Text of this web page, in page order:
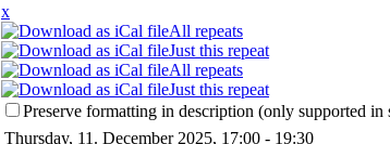
x
All repeats
Just this repeat
All repeats
Just this repeat
Preserve formatting in description (only supported in
Thursday, 11. December 2025, 17:00 - 19:30